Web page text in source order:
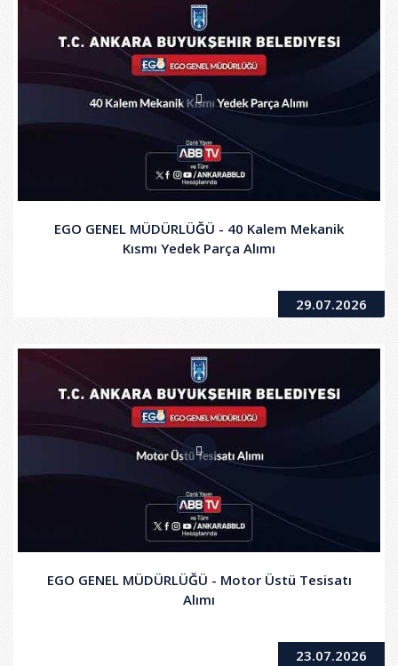
EGO GENEL MÜDÜRLÜĞÜ - 40 Kalem Mekanik
Kısmı Yedek Parça Alımı
29.07.2026
EGO GENEL MÜDÜRLÜĞÜ - Motor Üstü Tesisatı
Alımı
23.07.2026